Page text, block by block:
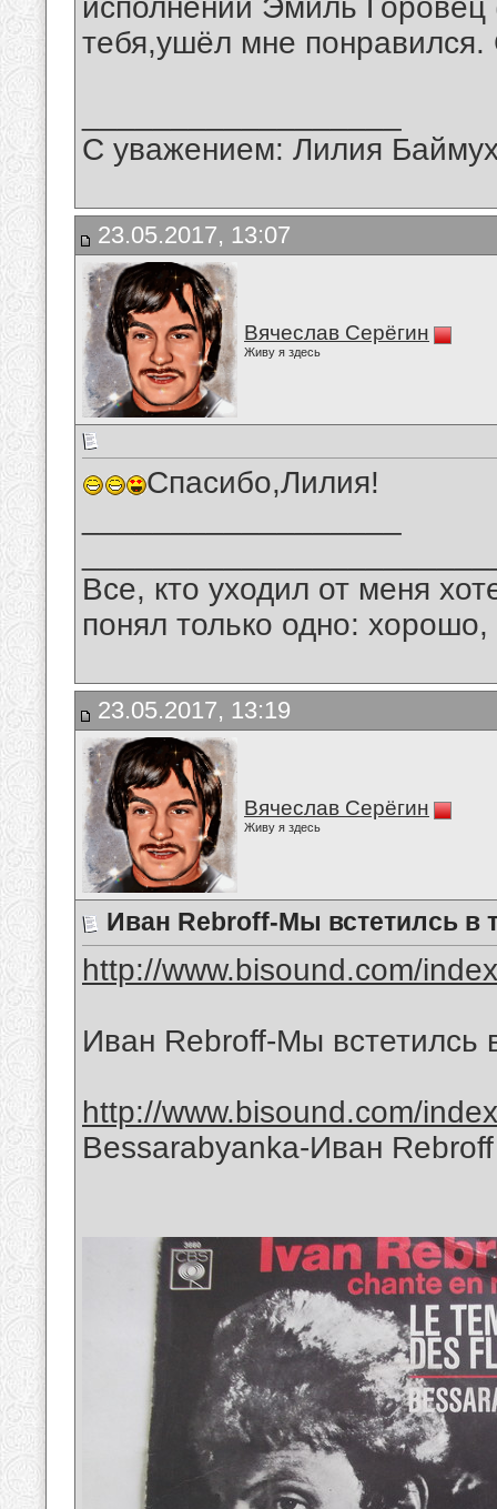
исполнении Эмиль
тебя,ушёл мне
С уважением: Лилия
23.05.2017, 13:07
Вячеслав Серёгин
Живу я здесь
Спасибо,Лилия!
Все, кто уходил от меня
понял только одно:
23.05.2017, 13:19
Вячеслав Серёгин
Живу я здесь
Иван Rebroff-Мы встетилсь в
http://www.bisound.com/
Иван Rebroff-Мы встетилсь
http://www.bisound.com/
Bessarabyanka-Иван Rebroff